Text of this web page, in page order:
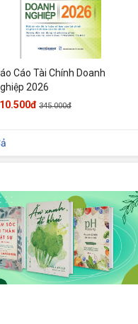
Cáo Tài Chính Doanh
2026
345.000đ